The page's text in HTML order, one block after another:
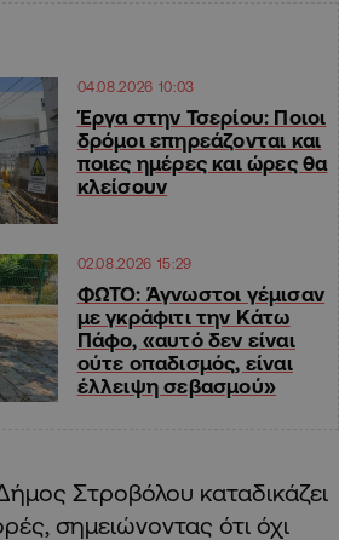
04.08.2026 10:03
Έργα στην Τσερίου: Ποιοι
δρόμοι επηρεάζονται και
ποιες ημέρες και ώρες θα
κλείσουν
02.08.2026 15:29
ΦΩΤΟ: Άγνωστοι γέμισαν
με γκράφιτι την Κάτω
Πάφο, «αυτό δεν είναι
ούτε οπαδισμός, είναι
έλλειψη σεβασμού»
Στροβόλου καταδικάζει
σημειώνοντας ότι όχι